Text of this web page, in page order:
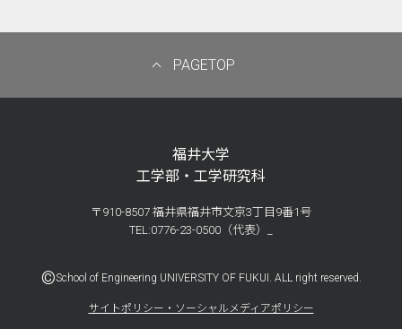
PAGETOP
福井大学
工学部・工学研究科
〒910-8507 福井県福井市文京3丁目9番1号
TEL:0776-23-0500（代表）_
©School of Engineering UNIVERSITY OF FUKUI. ALL right reserved.
サイトポリシー・ソーシャルメディアポリシー